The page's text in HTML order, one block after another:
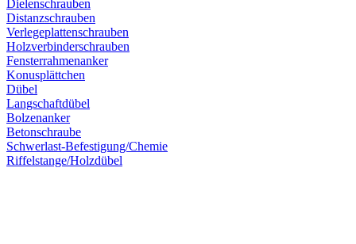
Dielenschrauben
Distanzschrauben
Verlegeplattenschrauben
Holzverbinderschrauben
Fensterrahmenanker
Konusplättchen
Dübel
Langschaftdübel
Bolzenanker
Betonschraube
Schwerlast-Befestigung/Chemie
Riffelstange/Holzdübel